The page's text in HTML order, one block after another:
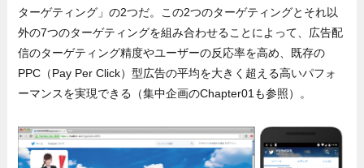
ターゲティング」の2つだ。この2つのターゲティングとそれ以
外の7つのターゲティングを組み合わせることによって、広告配
信のターゲティング精度やユーザーの反応率を高め、既存の
PPC（Pay Per Click）型広告の平均を大きく超える高いパフォ
ーマンスを実現できる（集中企画のChapter01も参照）。